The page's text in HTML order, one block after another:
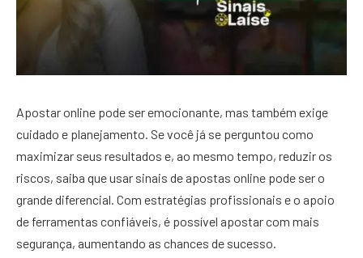
Apostar online pode ser emocionante, mas também exige
cuidado e planejamento. Se você já se perguntou como
maximizar seus resultados e, ao mesmo tempo, reduzir os
riscos, saiba que usar sinais de apostas online pode ser o
grande diferencial. Com estratégias profissionais e o apoio
de ferramentas confiáveis, é possível apostar com mais
segurança, aumentando as chances de sucesso.